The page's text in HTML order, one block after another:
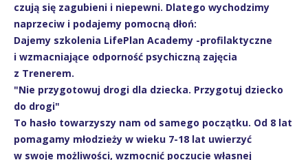
czują się zagubieni i niepewni. Dlatego wychodzimy
naprzeciw i podajemy pomocną dłoń:
Dajemy szkolenia LifePlan Academy -profilaktyczne
i wzmacniające odporność psychiczną zajęcia
z Trenerem.
"Nie przygotowuj drogi dla dziecka. Przygotuj dziecko
do drogi"
To hasło towarzyszy nam od samego początku. Od 8 lat
pomagamy młodzieży w wieku 7-18 lat uwierzyć
w swoje możliwości, wzmocnić poczucie własnej